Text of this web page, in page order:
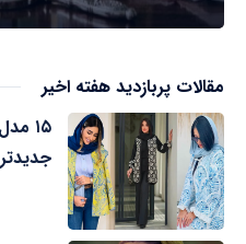
مقالات پربازدید هفته اخیر